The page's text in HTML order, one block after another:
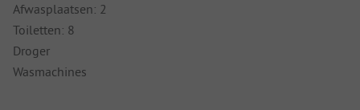
Afwasplaatsen: 2
Toiletten: 8
Droger
Wasmachines